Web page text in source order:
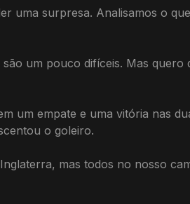
uma surpresa. Analisamos o
um pouco difíceis. Mas
um empate e uma vitória nas
o goleiro.
mas todos no nosso